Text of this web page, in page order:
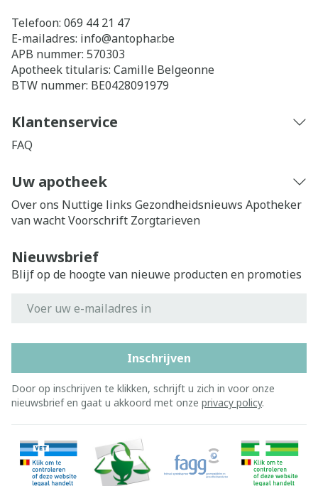
Telefoon: 069 44 21 47
E-mailadres: info@antophar.be
APB nummer: 570303
Apotheek titularis: Camille Belgeonne
BTW nummer: BE0428091979
Klantenservice
FAQ
Uw apotheek
Over ons Nuttige links Gezondheidsnieuws Apotheker
van wachtVoorschrift Zorgtarieven
Nieuwsbrief
Blijf op de hoogte van nieuwe producten en promoties
Inschrijven
Door op inschrijven te klikken, schrijft u zich in voor onze
nieuwsbrief en gaat u akkoord met onze privacy policy.